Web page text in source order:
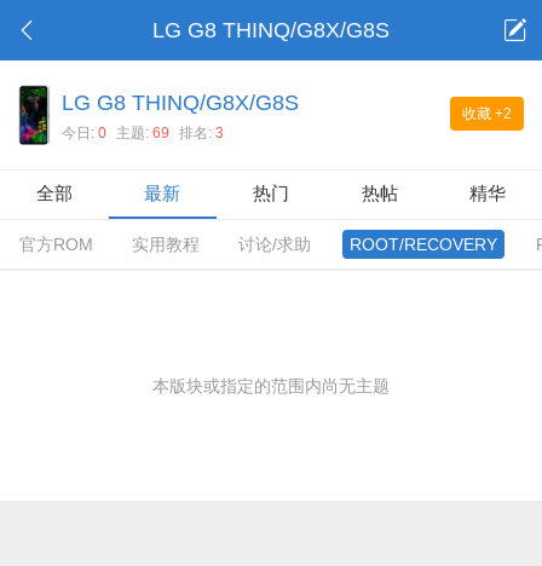
LG G8 THINQ/G8X/G8S
收藏 +2
LG G8 THINQ/G8X/G8S
今日: 0 主题: 69 排名: 3
全部 最新 热门 热帖 精华
官方ROM 实用教程 讨论/求助 ROOT/RECOVERY
本版块或指定的范围内尚无主题